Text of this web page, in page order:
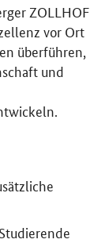
ZOLLHOF
vor Ort
überführen,
und